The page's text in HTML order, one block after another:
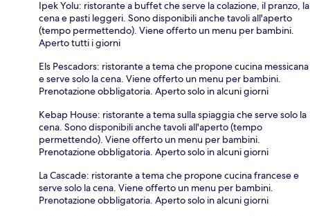
Ipek Yolu: ristorante a buffet che serve la colazione, il pranzo, la
cena e pasti leggeri. Sono disponibili anche tavoli all'aperto
(tempo permettendo). Viene offerto un menu per bambini.
Aperto tutti i giorni
Els Pescadors: ristorante a tema che propone cucina messicana
e serve solo la cena. Viene offerto un menu per bambini.
Prenotazione obbligatoria. Aperto solo in alcuni giorni
Kebap House: ristorante a tema sulla spiaggia che serve solo la
cena. Sono disponibili anche tavoli all'aperto (tempo
permettendo). Viene offerto un menu per bambini.
Prenotazione obbligatoria. Aperto solo in alcuni giorni
La Cascade: ristorante a tema che propone cucina francese e
serve solo la cena. Viene offerto un menu per bambini.
Prenotazione obbligatoria. Aperto solo in alcuni giorni